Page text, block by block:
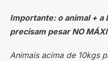
Importante: o animal + a
precisam pesar NO
Animais acima de 10kgs